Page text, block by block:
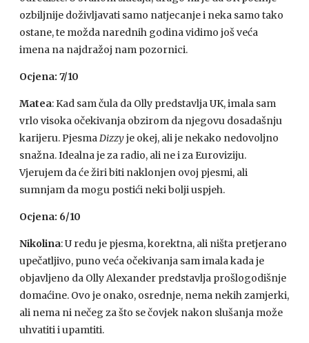
ozbiljnije doživljavati samo natjecanje i neka samo tako
ostane, te možda narednih godina vidimo još veća
imena na najdražoj nam pozornici.
Ocjena: 7/10
Matea: Kad sam čula da Olly predstavlja UK, imala sam
vrlo visoka očekivanja obzirom da njegovu dosadašnju
karijeru. PjesmaDizzyje okej, ali je nekako nedovoljno
snažna. Idealna je za radio, ali ne i za Euroviziju.
Vjerujem da će žiri biti naklonjen ovoj pjesmi, ali
sumnjam da mogu postići neki bolji uspjeh.
Ocjena: 6/10
Nikolina: U redu je pjesma, korektna, ali ništa pretjerano
upečatljivo, puno veća očekivanja sam imala kada je
objavljeno da Olly Alexander predstavlja prošlogodišnje
domaćine. Ovo je onako, osrednje, nema nekih zamjerki,
ali nema ni nečeg za što se čovjek nakon slušanja može
uhvatiti i upamtiti.